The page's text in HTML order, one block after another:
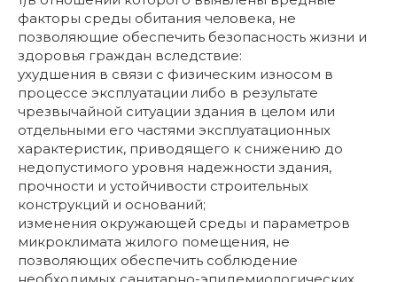
факторы среды обитания человека, не
позволяющие обеспечить безопасность жизни и
здоровья граждан вследствие:
ухудшения в связи с физическим износом в
процессе эксплуатации либо в результате
чрезвычайной ситуации здания в целом или
отдельными его частями эксплуатационных
характеристик, приводящего к снижению до
недопустимого уровня надежности здания,
прочности и устойчивости строительных
конструкций и оснований;
изменения окружающей среды и параметров
микроклимата жилого помещения, не
позволяющих обеспечить соблюдение